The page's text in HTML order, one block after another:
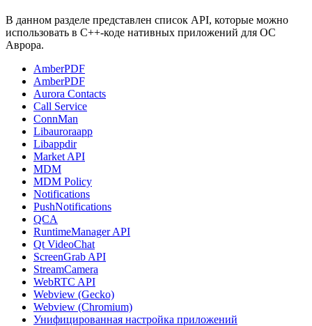
В данном разделе представлен список API, которые можно
использовать в C++-коде нативных приложений для ОС
Аврора.
AmberPDF
AmberPDF
Aurora Contacts
Call Service
ConnMan
Libauroraapp
Libappdir
Market API
MDM
MDM Policy
Notifications
PushNotifications
QCA
RuntimeManager API
Qt VideoChat
ScreenGrab API
StreamCamera
WebRTC API
Webview (Gecko)
Webview (Chromium)
Унифицированная настройка приложений